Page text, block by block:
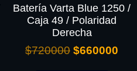
Batería Varta Blue 1250 /
Caja 49 / Polaridad
Derecha
$720000 $660000